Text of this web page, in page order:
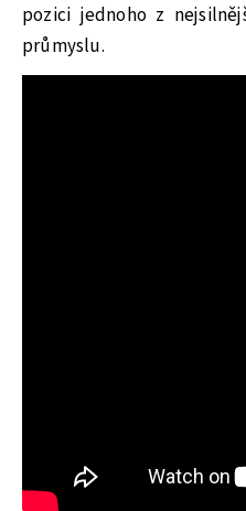
pozici jednoho z
průmyslu.